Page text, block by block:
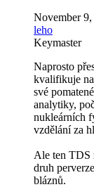
November
leho
Keymaster
Naprosto
kvalifikuje
své
analytiky,
nukleárních
vzdělání za
Ale ten TDS
druh
bláznů.